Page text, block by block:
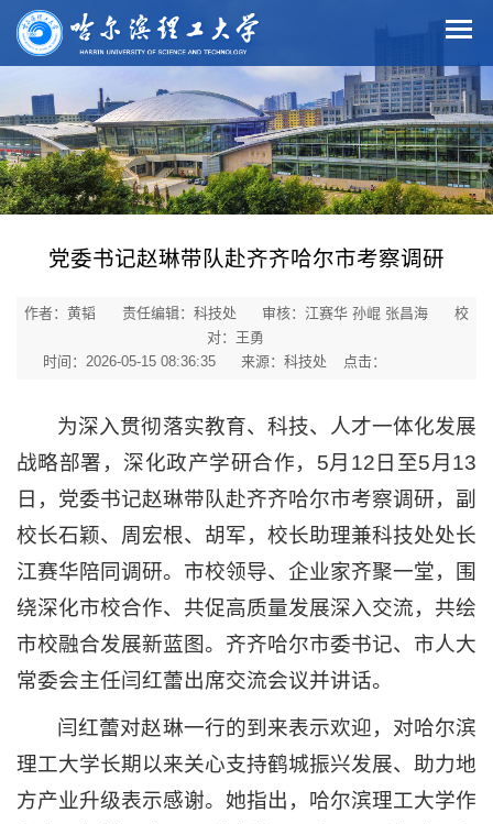
党委书记赵琳带队赴齐齐哈尔市考察调研
作者：黄韬 责任编辑：科技处 审核：江赛华 孙崐 张昌海
校
对：王勇
时间：2026-05-15 08:36:35
来源：科技处 点击：
为深入贯彻落实教育、科技、人才一体化发展
战略部署，深化政产学研合作，5月12日至5月13
日，党委书记赵琳带队赴齐齐哈尔市考察调研，副
校长石颖、周宏根、胡军，校长助理兼科技处处长
江赛华陪同调研。市校领导、企业家齐聚一堂，围
绕深化市校合作、共促高质量发展深入交流，共绘
市校融合发展新蓝图。齐齐哈尔市委书记、市人大
常委会主任闫红蕾出席交流会议并讲话。
闫红蕾对赵琳一行的到来表示欢迎，对哈尔滨
理工大学长期以来关心支持鹤城振兴发展、助力地
方产业升级表示感谢。她指出，哈尔滨理工大学作